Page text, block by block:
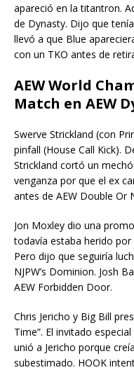
apareció en la titantron.
de Dynasty. Dijo que
llevó a que Blue
con un TKO antes de
AEW World
Match en AEW
Swerve Strickland (con
pinfall (House Call Kick).
Strickland cortó un
venganza por que el ex
antes de AEW Double Or
Jon Moxley dio una
todavía estaba herido por
Pero dijo que seguiría
NJPW’s Dominion. Josh
AEW Forbidden Door.
Chris Jericho y Big Bill
Time”. El invitado
unió a Jericho porque
subestimado. HOOK